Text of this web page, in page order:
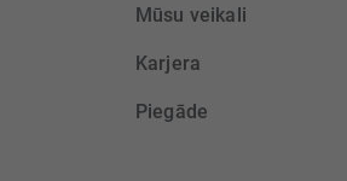
Mūsu veikali
Karjera
Piegāde